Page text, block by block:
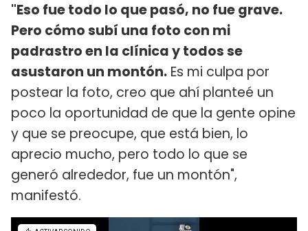
"Eso fue todo lo que pasó, no fue grave.
Pero cómo subí una foto con mi
padrastro en la clínica y todos se
asustaron un montón. Es mi culpa por
postear la foto, creo que ahí planteé un
poco la oportunidad de que la gente opine
y que se preocupe, que está bien, lo
aprecio mucho, pero todo lo que se
generó alrededor, fue un montón",
manifestó.